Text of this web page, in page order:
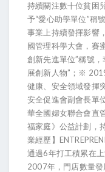
持續關注數十位貧困
予“愛心助學單位”
事業上持續發揮影響
國管理科學大會，賽
創新先進單位”稱號
展創新人物”；※
健康、安全領域發揮
安全促進會副會長
華全國婦女聯合會直
福家庭》公益計劃，
業經歷】
通過6年打工積累在
2007年，門店數量